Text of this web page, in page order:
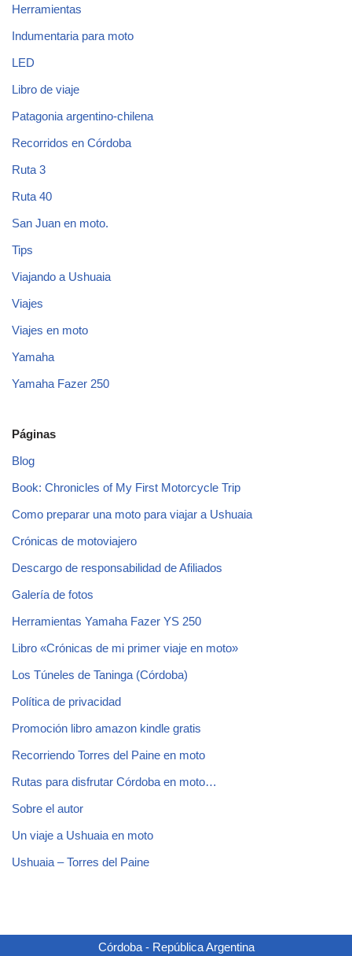
Herramientas
Indumentaria para moto
LED
Libro de viaje
Patagonia argentino-chilena
Recorridos en Córdoba
Ruta 3
Ruta 40
San Juan en moto.
Tips
Viajando a Ushuaia
Viajes
Viajes en moto
Yamaha
Yamaha Fazer 250
Páginas
Blog
Book: Chronicles of My First Motorcycle Trip
Como preparar una moto para viajar a Ushuaia
Crónicas de motoviajero
Descargo de responsabilidad de Afiliados
Galería de fotos
Herramientas Yamaha Fazer YS 250
Libro «Crónicas de mi primer viaje en moto»
Los Túneles de Taninga (Córdoba)
Política de privacidad
Promoción libro amazon kindle gratis
Recorriendo Torres del Paine en moto
Rutas para disfrutar Córdoba en moto…
Sobre el autor
Un viaje a Ushuaia en moto
Ushuaia – Torres del Paine
Córdoba - República Argentina